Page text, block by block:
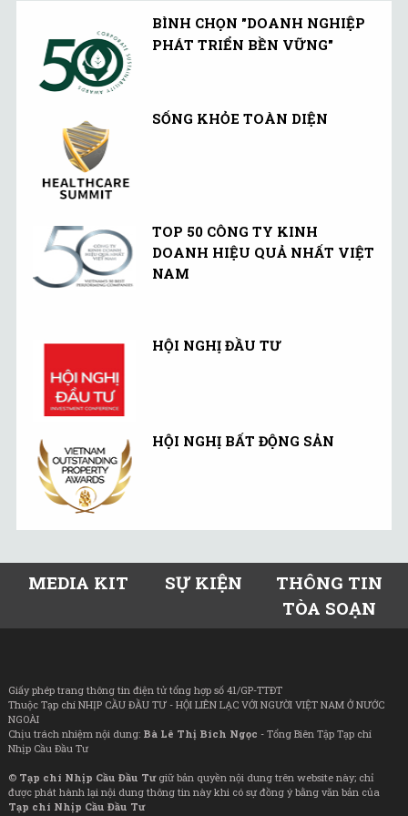
BÌNH CHỌN "DOANH NGHIỆP
PHÁT TRIỂN BỀN VỮNG"
SỐNG KHỎE TOÀN DIỆN
TOP 50 CÔNG TY KINH
DOANH HIỆU QUẢ NHẤT VIỆT
NAM
HỘI NGHỊ ĐẦU TƯ
HỘI NGHỊ BẤT ĐỘNG SẢN
MEDIA KIT SỰ KIỆN
THÔNG TIN
TÒA SOẠN
Giấy phép trang thông tin điện tử tổng hợp số 41/GP-TTĐT
Thuộc Tạp chí NHỊP CẦU ĐẦU TƯ - HỘI LIÊN LẠC VỚI NGƯỜI VIỆT NAM Ở NƯỚC
NGOÀI
Chịu trách nhiệm nội dung: Bà Lê Thị Bích Ngọc - Tổng Biên Tập Tạp chí
Nhịp Cầu Đầu Tư
© Tạp chí Nhịp Cầu Đầu Tưgiữ bản quyền nội dung trên website này; chỉ
được phát hành lại nội dung thông tin này khi có sự đồng ý bằng văn bản của
Tạp chí Nhịp Cầu Đầu Tư